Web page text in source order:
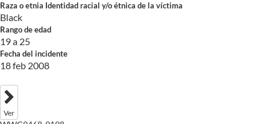
Raza o etnia Identidad racial y/o étnica de la víctima
Black
Rango de edad
19 a 25
Fecha del incidente
18 feb 2008
Ver